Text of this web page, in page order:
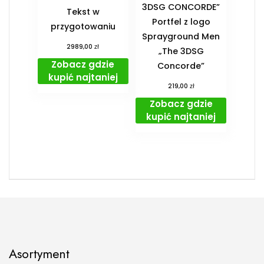
Tekst w
przygotowaniu
2989,00zł
Zobacz gdzie
kupić najtaniej
3DSG CONCORDE”
Portfel z logo
Sprayground Men
„The 3DSG
Concorde”
219,00 zł
Zobacz gdzie
kupić najtaniej
Asortyment